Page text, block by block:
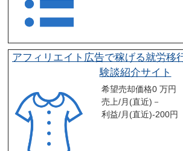
アフィリエイト広告で稼げる就労移
験談紹介サイト
希望売却価格0 万円
売上/月(直近) －
利益/月(直近)-200円